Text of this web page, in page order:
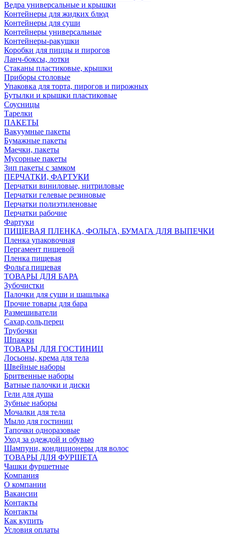
Ведра универсальные и крышки
Контейнеры для жидких блюд
Контейнеры для суши
Контейнеры универсальные
Контейнеры-ракушки
Коробки для пиццы и пирогов
Ланч-боксы, лотки
Стаканы пластиковые, крышки
Приборы столовые
Упаковка для торта, пирогов и пирожных
Бутылки и крышки пластиковые
Соусницы
Тарелки
ПАКЕТЫ
Вакуумные пакеты
Бумажные пакеты
Маечки, пакеты
Мусорные пакеты
Зип пакеты с замком
ПЕРЧАТКИ, ФАРТУКИ
Перчатки виниловые, нитриловые
Перчатки гелевые резиновые
Перчатки полиэтиленовые
Перчатки рабочие
Фартуки
ПИЩЕВАЯ ПЛЕНКА, ФОЛЬГА, БУМАГА ДЛЯ ВЫПЕЧКИ
Пленка упаковочная
Пергамент пищевой
Пленка пищевая
Фольга пищевая
ТОВАРЫ ДЛЯ БАРА
Зубочистки
Палочки для суши и шашлыка
Прочие товары для бара
Размешиватели
Сахар,соль,перец
Трубочки
Шпажки
ТОВАРЫ ДЛЯ ГОСТИНИЦ
Лосьоны, крема для тела
Швейные наборы
Бритвенные наборы
Ватные палочки и диски
Гели для душа
Зубные наборы
Мочалки для тела
Мыло для гостиниц
Тапочки одноразовые
Уход за одеждой и обувью
Шампуни, кондиционеры для волос
ТОВАРЫ ДЛЯ ФУРШЕТА
Чашки фуршетные
Компания
О компании
Вакансии
Контакты
Контакты
Как купить
Условия оплаты